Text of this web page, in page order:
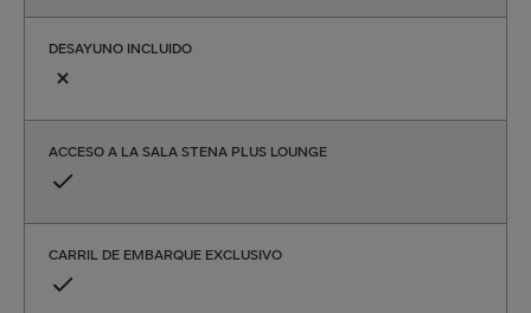
DESAYUNO INCLUIDO
ACCESO A LA SALA STENA PLUS LOUNGE
CARRIL DE EMBARQUE EXCLUSIVO